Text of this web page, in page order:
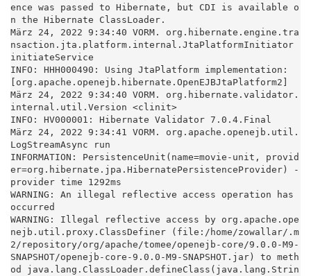
ence was passed to Hibernate, but CDI is available o
n the Hibernate ClassLoader.
März 24, 2022 9:34:40 VORM. org.hibernate.engine.tra
nsaction.jta.platform.internal.JtaPlatformInitiator
initiateService
INFO: HHH000490: Using JtaPlatform implementation:
[org.apache.openejb.hibernate.OpenEJBJtaPlatform2]
März 24, 2022 9:34:40 VORM. org.hibernate.validator.
internal.util.Version <clinit>
INFO: HV000001: Hibernate Validator 7.0.4.Final
März 24, 2022 9:34:41 VORM. org.apache.openejb.util.
LogStreamAsync run
INFORMATION: PersistenceUnit(name=movie-unit, provid
er=org.hibernate.jpa.HibernatePersistenceProvider) -
provider time 1292ms
WARNING: An illegal reflective access operation has
occurred
WARNING: Illegal reflective access by org.apache.ope
nejb.util.proxy.ClassDefiner (file:/home/zowallar/.m
2/repository/org/apache/tomee/openejb-core/9.0.0-M9-
SNAPSHOT/openejb-core-9.0.0-M9-SNAPSHOT.jar) to meth
od java.lang.ClassLoader.defineClass(java.lang.Strin